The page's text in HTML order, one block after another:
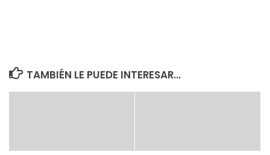
TAMBIÉN LE PUEDE INTERESAR...